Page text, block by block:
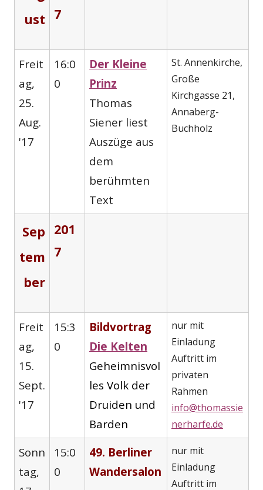
ust 7
Freit
ag,
25.
Aug.
'17
16:0
0
Der Kleine
Prinz
Thomas
Siener liest
Auszüge aus
dem
berühmten
Text
St. Annenkirche,
Große
Kirchgasse 21,
Annaberg-
Buchholz
Sep
tem
ber
201
7
Freit
ag,
15.
Sept.
'17
15:3
0
Bildvortrag
Die Kelten
Geheimnisvol
les Volk der
Druiden und
Barden
nur mit
Einladung
Auftritt im
privaten
Rahmen
info@thomassie
nerharfe.de
Sonn
tag,
15:0
0
49. Berliner
Wandersalon
nur mit
Einladung
Auftritt im